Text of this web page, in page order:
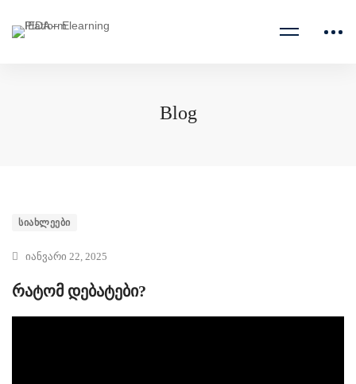
Blog
ᲡᲘᲐᲮᲚᲔᲔᲑᲘ
იანვარი 22, 2025
რატომ დებატები?